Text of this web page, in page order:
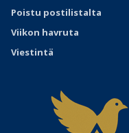
Poistu postilistalta
Viikon havruta
Viestintä